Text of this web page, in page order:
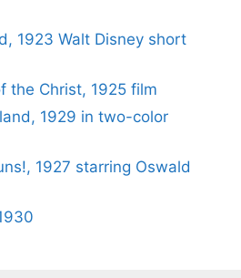
1923 Walt Disney short
the Christ, 1925 film
1929 in two-color
1927 starring Oswald